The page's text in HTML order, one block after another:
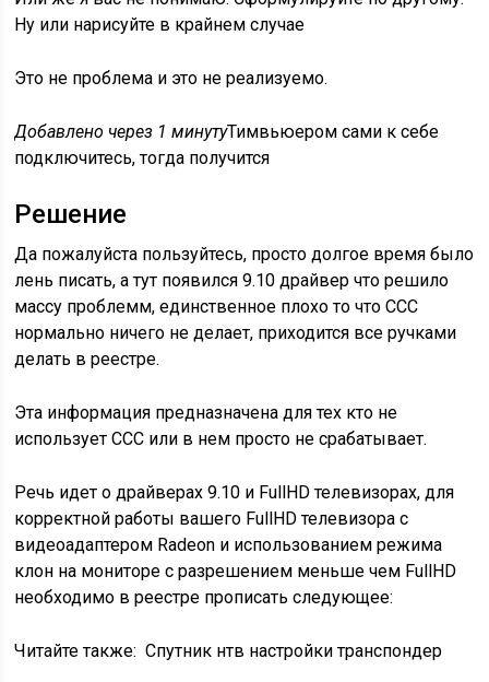
Ну или нарисуйте в крайнем случае
Это не проблема и это не реализуемо.
Добавлено через 1 минутуТимвьюером сами к себе
подключитесь, тогда получится
Решение
Да пожалуйста пользуйтесь, просто долгое время было
лень писать, а тут появился 9.10 драйвер что решило
массу проблемм, единственное плохо то что ССС
нормально ничего не делает, приходится все ручками
делать в реестре.
Эта информация предназначена для тех кто не
использует ССС или в нем просто не срабатывает.
Речь идет о драйверах 9.10 и FullHD телевизорах, для
корректной работы вашего FullHD телевизора с
видеоадаптером Radeon и использованием режима
клон на мониторе с разрешением меньше чем FullHD
необходимо в реестре прописать следующее:
Читайте также: Спутник нтв настройки транспондер